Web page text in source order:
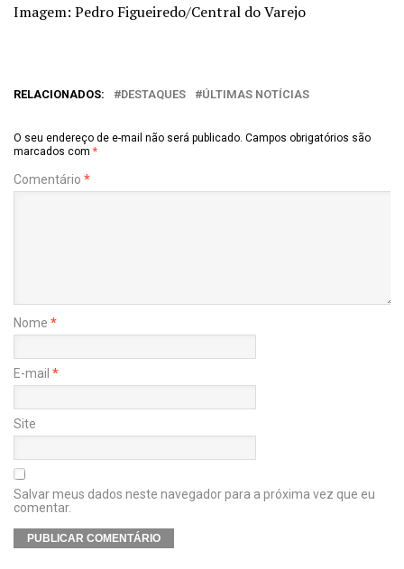
Imagem: Pedro Figueiredo/Central do Varejo
RELACIONADOS: DESTAQUES ÚLTIMAS NOTÍCIAS
O seu endereço de e-mail não será publicado. Campos obrigatórios são
marcados com *
Comentário *
Nome *
E-mail *
Site
Salvar meus dados neste navegador para a próxima vez que eu
comentar.